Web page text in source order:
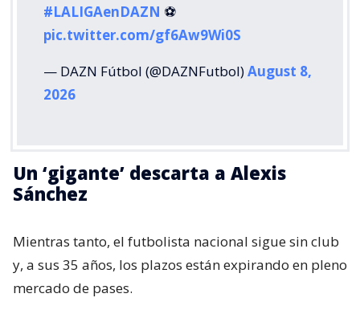
#LALIGAenDAZN ⚽️
pic.twitter.com/gf6Aw9Wi0S
— DAZN Fútbol (@DAZNFutbol)August 8,
2026
Un ‘gigante’ descarta a Alexis
Sánchez
Mientras tanto, el futbolista nacional sigue sin club
y, a sus 35 años, los plazos están expirando en pleno
mercado de pases.